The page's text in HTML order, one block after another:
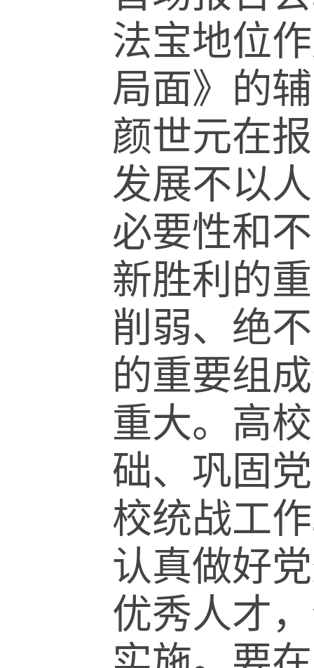
法宝地位
局面》的
颜世元在
发展不以
必要性和
新胜利的
削弱、绝
的重要组
重大。高
础、巩固
校统战工
认真做好
优秀人才